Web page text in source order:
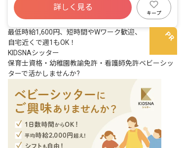
福利厚生充実
退職金制度
詳しく見る
キープ
最低時給1,600円、短時間やWワーク歓迎、
自宅近くで週1もOK！
KIDSNAシッター
保育士資格・幼稚園教諭免許・看護師免許ベビーシッ
ターで活かしませんか?